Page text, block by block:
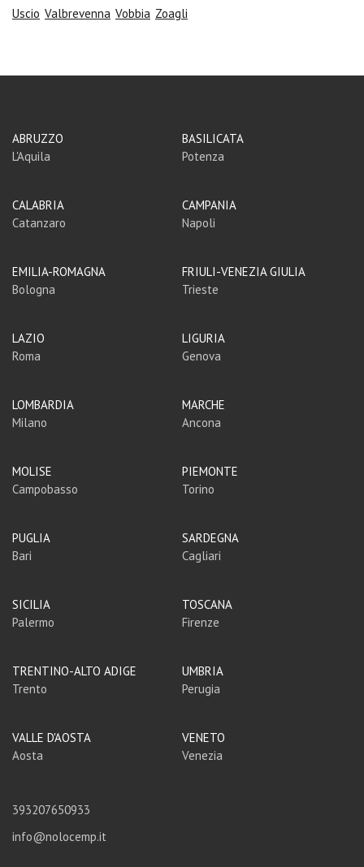
Uscio Valbrevenna Vobbia Zoagli
ABRUZZO
L'Aquila
BASILICATA
Potenza
CALABRIA
Catanzaro
CAMPANIA
Napoli
EMILIA-ROMAGNA
Bologna
FRIULI-VENEZIA GIULIA
Trieste
LAZIO
Roma
LIGURIA
Genova
LOMBARDIA
Milano
MARCHE
Ancona
MOLISE
Campobasso
PIEMONTE
Torino
PUGLIA
Bari
SARDEGNA
Cagliari
SICILIA
Palermo
TOSCANA
Firenze
TRENTINO-ALTO ADIGE
Trento
UMBRIA
Perugia
VALLE D'AOSTA
Aosta
VENETO
Venezia
393207650933
info@nolocemp.it